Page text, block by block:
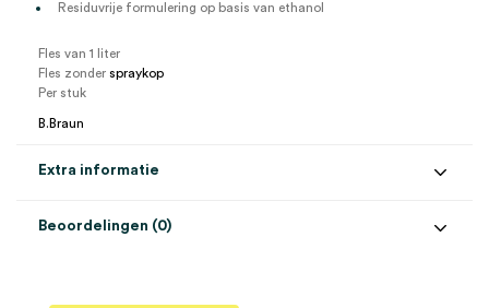
Residuvrije formulering op basis van ethanol
Fles van 1 liter
Fles zonder spraykop
Per stuk
B.Braun
Extra informatie
Beoordelingen (0)